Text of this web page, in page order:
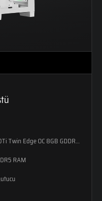
Twin Edge OC 8GB GDDR7 128-Bit
RAM